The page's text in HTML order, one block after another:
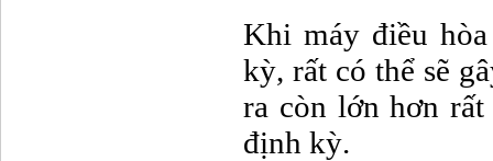
Khi máy điều
kỳ, rất có thể sẽ
ra còn lớn hơn
định kỳ.